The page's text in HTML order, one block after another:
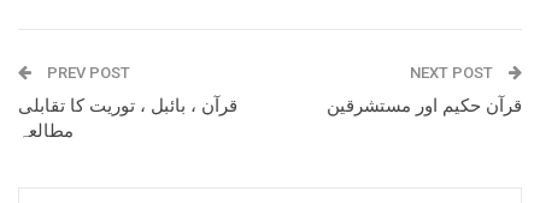
PREV POST
قرآن ، بائبل ، توریت کا تقابلی
مطالعہ
NEXT POST
قرآن حکیم اور مستشرقین